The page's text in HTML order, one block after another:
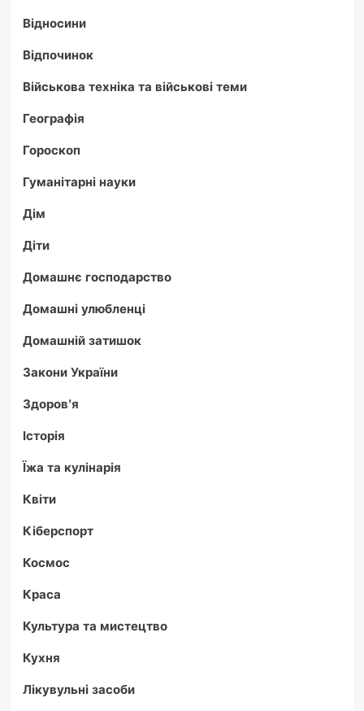
Відносини
Відпочинок
Військова техніка та військові теми
Географія
Гороскоп
Гуманітарні науки
Дім
Діти
Домашнє господарство
Домашні улюбленці
Домашній затишок
Закони України
Здоров'я
Історія
Їжа та кулінарія
Квіти
Кіберспорт
Космос
Краса
Культура та мистецтво
Кухня
Лікувульні засоби